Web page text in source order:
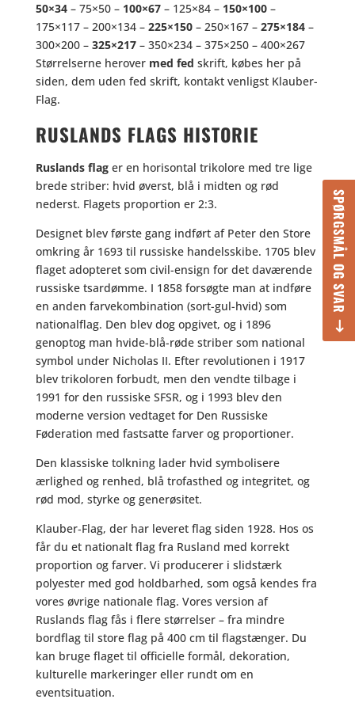
SPØRGSMÅL OG SVAR
50×34– 75×50 – 100×67– 125×84 – 150×100–
175×117 – 200×134 – 225×150– 250×167 – 275×184–
300×200 – 325×217– 350×234 – 375×250 – 400×267
Størrelserne herover med fed skrift, købes her på
siden, dem uden fed skrift, kontakt venligst Klauber-
Flag.
RUSLANDS FLAGS HISTORIE
Ruslands flager en horisontal trikolore med tre lige
brede striber: hvid øverst, blå i midten og rød
nederst. Flagets proportion er 2:3.
Designet blev første gang indført af Peter den Store
omkring år 1693 til russiske handelsskibe. 1705 blev
flaget adopteret som civil-ensign for det daværende
russiske tsardømme. I 1858 forsøgte man at indføre
en anden farvekombination (sort-gul-hvid) som
nationalflag. Den blev dog opgivet, og i 1896
genoptog man hvide-blå-røde striber som national
symbol under Nicholas II. Efter revolutionen i 1917
blev trikoloren forbudt, men den vendte tilbage i
1991 for den russiske SFSR, og i 1993 blev den
moderne version vedtaget for Den Russiske
Føderation med fastsatte farver og proportioner.
Den klassiske tolkning lader hvid symbolisere
ærlighed og renhed, blå trofasthed og integritet, og
rød mod, styrke og generøsitet.
Klauber‑Flag, der har leveret flag siden 1928. Hos os
får du et nationalt flag fra Rusland med korrekt
proportion og farver. Vi producerer i slidstærk
polyester med god holdbarhed, som også kendes fra
vores øvrige nationale flag. Vores version af
Ruslands flag fås i flere størrelser – fra mindre
bordflag til store flag på 400 cm til flagstænger. Du
kan bruge flaget til officielle formål, dekoration,
kulturelle markeringer eller rundt om en
eventsituation.